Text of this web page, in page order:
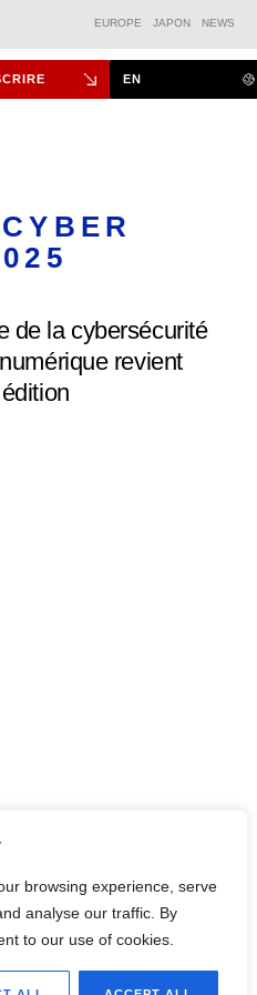
browsing experience, serve
analyse our traffic. By
to our use of cookies.
EUROPE JAPON NEWS
EN
de la cybersécurité
revient